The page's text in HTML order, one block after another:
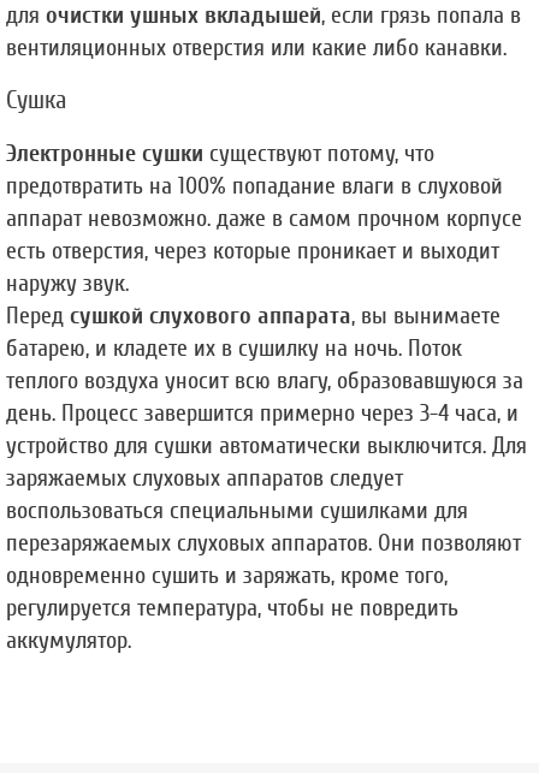
для очистки ушных вкладышей, если грязь попала в
вентиляционных отверстия или какие либо канавки.
Сушка
Электронные сушки существуют потому, что
предотвратить на 100% попадание влаги в слуховой
аппарат невозможно. даже в самом прочном корпусе
есть отверстия, через которые проникает и выходит
наружу звук.
Перед сушкой слухового аппарата, вы вынимаете
батарею, и кладете их в сушилку на ночь. Поток
теплого воздуха уносит всю влагу, образовавшуюся за
день. Процесс завершится примерно через 3-4 часа, и
устройство для сушки автоматически выключится. Для
заряжаемых слуховых аппаратов следует
воспользоваться специальными сушилками для
перезаряжаемых слуховых аппаратов. Они позволяют
одновременно сушить и заряжать, кроме того,
регулируется температура, чтобы не повредить
аккумулятор.